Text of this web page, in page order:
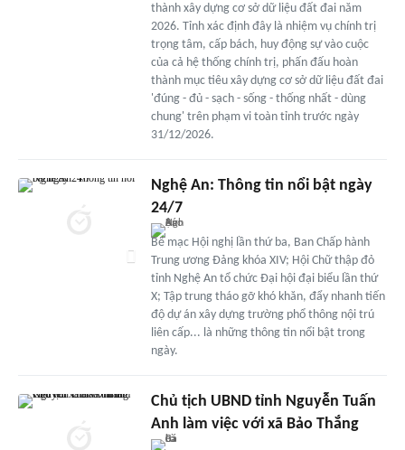
thành xây dựng cơ sở dữ liệu đất đai năm
2026. Tỉnh xác định đây là nhiệm vụ chính trị
trọng tâm, cấp bách, huy động sự vào cuộc
của cả hệ thống chính trị, phấn đấu hoàn
thành mục tiêu xây dựng cơ sở dữ liệu đất đai
'đúng - đủ - sạch - sống - thống nhất - dùng
chung' trên phạm vi toàn tỉnh trước ngày
31/12/2026.
Nghệ An: Thông tin nổi bật ngày
24/7
Bế mạc Hội nghị lần thứ ba, Ban Chấp hành
Trung ương Đảng khóa XIV; Hội Chữ thập đỏ
tỉnh Nghệ An tổ chức Đại hội đại biểu lần thứ
X; Tập trung tháo gỡ khó khăn, đẩy nhanh tiến
độ dự án xây dựng trường phổ thông nội trú
liên cấp... là những thông tin nổi bật trong
ngày.
Chủ tịch UBND tỉnh Nguyễn Tuấn
Anh làm việc với xã Bảo Thắng